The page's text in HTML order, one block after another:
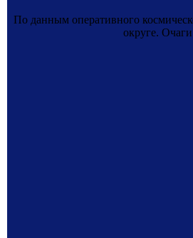
По данным оперативного
округе.